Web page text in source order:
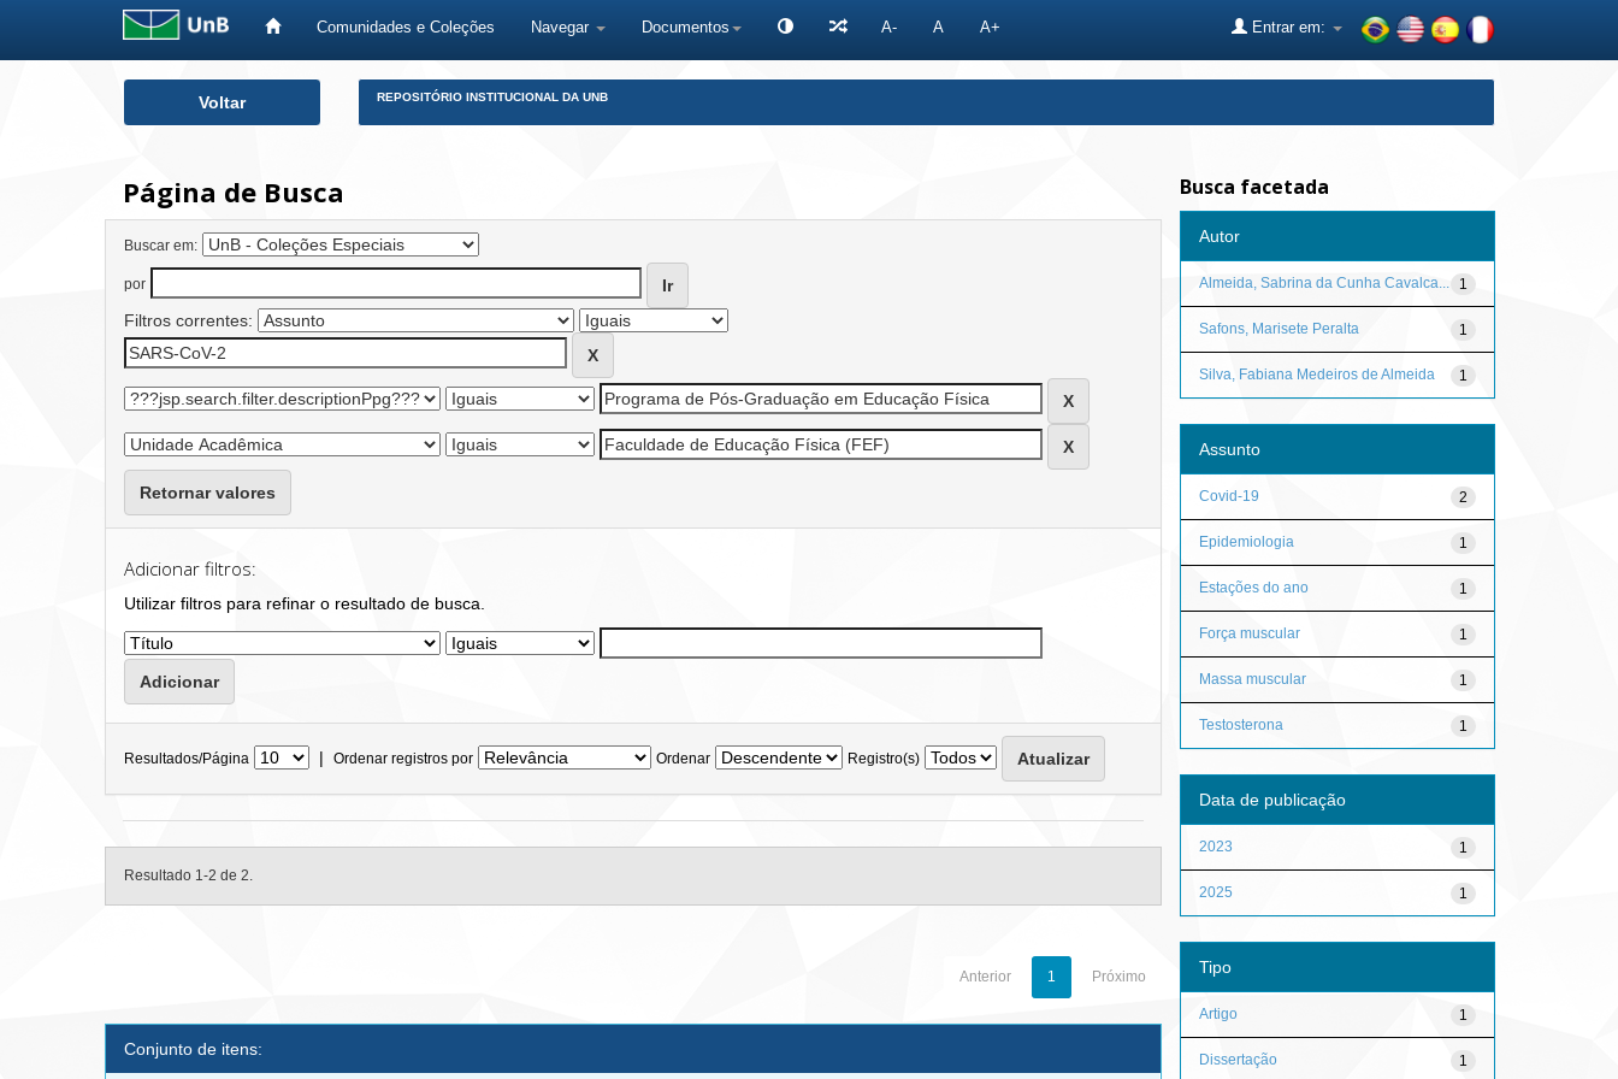
Comunidades e Coleções Navegar Documentos A- A A+ Entrar em:
Voltar REPOSITÓRIO INSTITUCIONAL DA UNB
Página de Busca
Buscar em:
por
Filtros correntes:
Retornar valores
Adicionar filtros:
Utilizar filtros para refinar o resultado de busca.
Resultados/Página | Ordenar registros por Ordenar Registro(s)
Resultado 1-2 de 2.
Anterior 1 Próximo
Conjunto de itens:
Busca facetada
Autor
1
Almeida, Sabrina da Cunha Cavalca...
1
Safons, Marisete Peralta
1
Silva, Fabiana Medeiros de Almeida
Assunto
2
Covid-19
1
Epidemiologia
1
Estações do ano
1
Força muscular
1
Massa muscular
1
Testosterona
Data de publicação
1
2023
1
2025
Tipo
1
Artigo
1
Dissertação